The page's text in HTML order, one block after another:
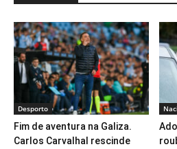
Desporto
Fim de aventura na Galiza.
Carlos Carvalhal rescinde